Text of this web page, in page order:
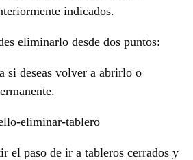
indicados.
eliminarlo desde dos puntos:
si deseas volver a abrirlo o
el paso de ir a tableros cerrados y